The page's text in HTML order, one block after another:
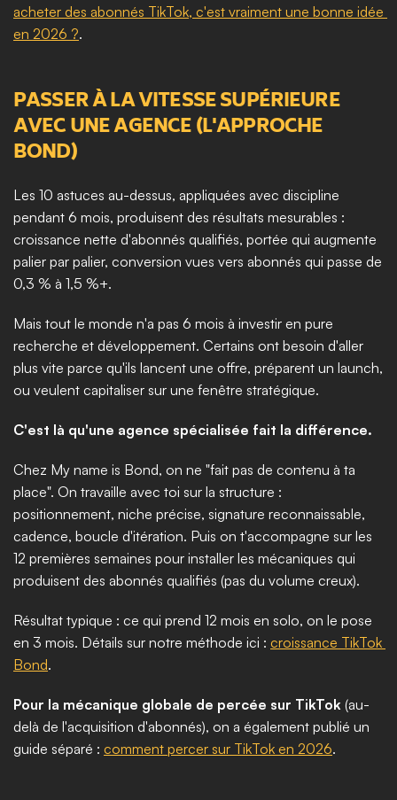
acheter des abonnés TikTok, c'est vraiment une bonne idée
en 2026 ?.
PASSER À LA VITESSE SUPÉRIEURE
AVEC UNE AGENCE (L'APPROCHE
BOND)
Les 10 astuces au-dessus, appliquées avec discipline
pendant 6 mois, produisent des résultats mesurables :
croissance nette d'abonnés qualifiés, portée qui augmente
palier par palier, conversion vues vers abonnés qui passe de
0,3 % à 1,5 %+.
Mais tout le monde n'a pas 6 mois à investir en pure
recherche et développement. Certains ont besoin d'aller
plus vite parce qu'ils lancent une offre, préparent un launch,
ou veulent capitaliser sur une fenêtre stratégique.
C'est là qu'une agence spécialisée fait la différence.
Chez My name is Bond, on ne "fait pas de contenu à ta
place". On travaille avec toi sur la structure :
positionnement, niche précise, signature reconnaissable,
cadence, boucle d'itération. Puis on t'accompagne sur les
12 premières semaines pour installer les mécaniques qui
produisent des abonnés qualifiés (pas du volume creux).
Résultat typique : ce qui prend 12 mois en solo, on le pose
en 3 mois. Détails sur notre méthode ici : croissance TikTok
Bond.
Pour la mécanique globale de percée sur TikTok (au-
delà de l'acquisition d'abonnés), on a également publié un
guide séparé : comment percer sur TikTok en 2026.